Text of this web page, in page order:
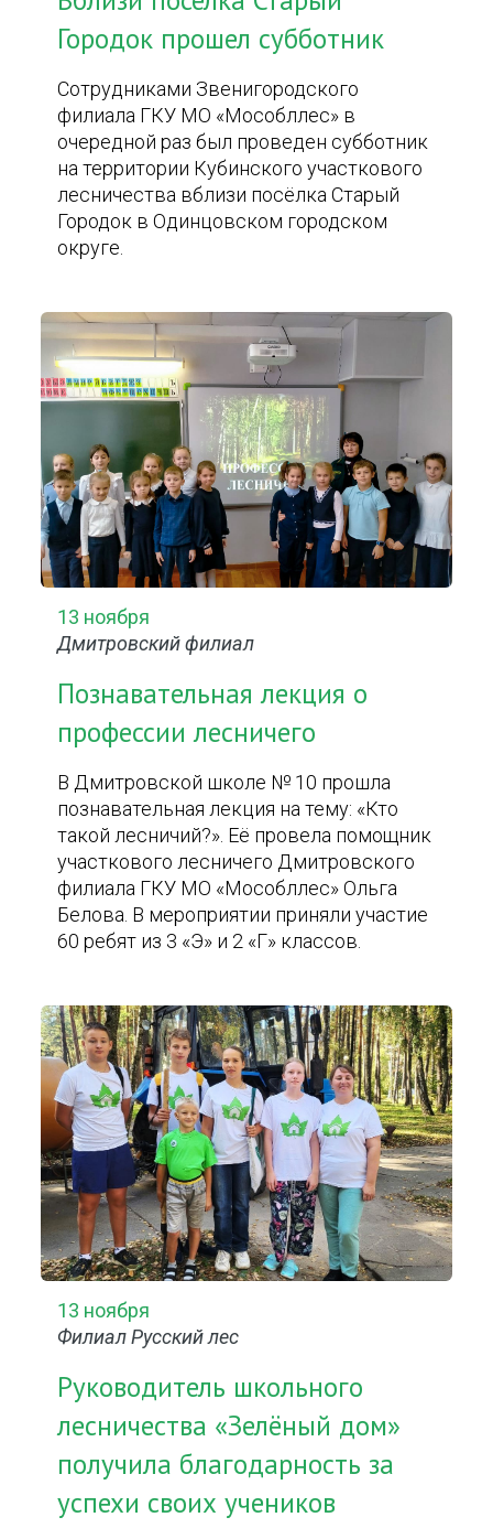
Городок прошел субботник
Сотрудниками Звенигородского
филиала ГКУ МО «Мособллес» в
очередной раз был проведен субботник
на территории Кубинского участкового
лесничества вблизи посёлка Старый
Городок в Одинцовском городском
округе.
13 ноября
Дмитровский филиал
Познавательная лекция о
профессии лесничего
В Дмитровской школе № 10 прошла
познавательная лекция на тему: «Кто
такой лесничий?». Её провела помощник
участкового лесничего Дмитровского
филиала ГКУ МО «Мособллес» Ольга
Белова. В мероприятии приняли участие
60 ребят из 3 «Э» и 2 «Г» классов.
13 ноября
Филиал Русский лес
Руководитель школьного
лесничества «Зелёный дом»
получила благодарность за
успехи своих учеников